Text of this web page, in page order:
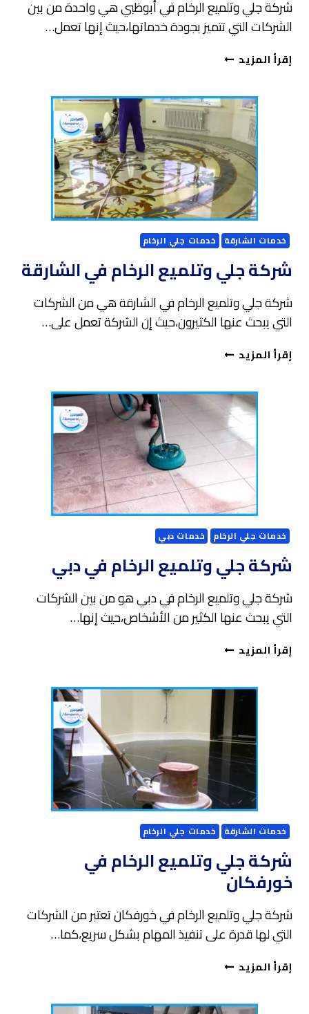
شركة جلي وتلميع الرخام في أبوظبي هي واحدة من بين
الشركات التي تتميز بجودة خدماتها،حيث إنها تعمل…
إقرأ المزيدشركة
الرخام
في
أبوظبي
خدمات الشارقة خدمات جلي الرخام
شركة جلي وتلميع الرخام في الشارقة
شركة جلي وتلميع الرخام في الشارقة هي من الشركات
التي يبحث عنها الكثيرون،حيث إن الشركة تعمل على…
إقرأ المزيدشركة
الرخام
في
الشارقة
خدمات جلي الرخام خدمات دبي
شركة جلي وتلميع الرخام في دبي
شركة جلي وتلميع الرخام في دبي هو من بين الشركات
التي يبحث عنها الكثير من الأشخاص،حيث إنها…
إقرأ المزيدشركة
الرخام
في
دبي
خدمات الشارقة خدمات جلي الرخام
شركة جلي وتلميع الرخام في
خورفكان
شركة جلي وتلميع الرخام في خورفكان تعتبر من الشركات
التي لها قدرة على تنفيذ المهام بشكل سريع،كما…
إقرأ المزيدشركة